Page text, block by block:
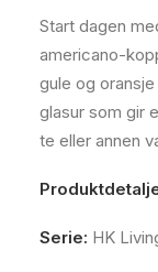
Start dagen
americano-
gule og
glasur som gir
te eller annen
Serie: HK